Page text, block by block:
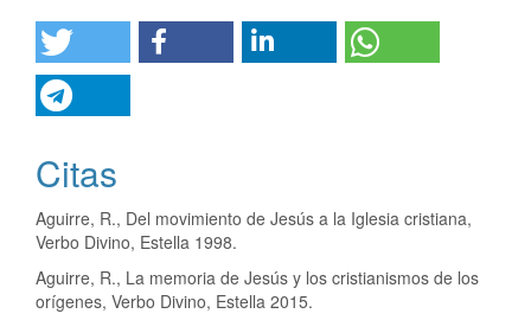
Citas
Aguirre, R., Del movimiento de Jesús a la Iglesia cristiana,
Verbo Divino, Estella 1998.
Aguirre, R., La memoria de Jesús y los cristianismos de los
orígenes, Verbo Divino, Estella 2015.